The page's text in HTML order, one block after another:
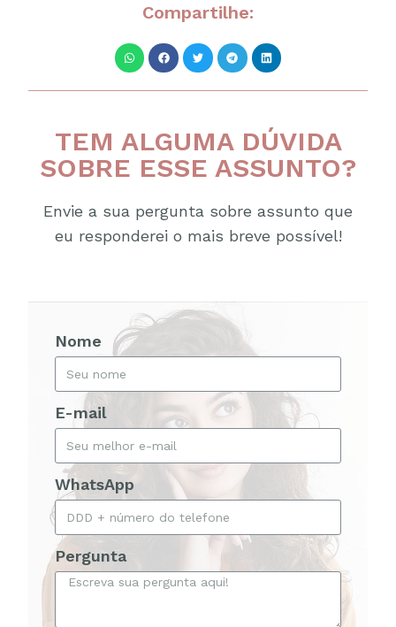
Compartilhe:
TEM ALGUMA DÚVIDA
SOBRE ESSE ASSUNTO?
Envie a sua pergunta sobre assunto que
eu responderei o mais breve possível!
Nome
E-mail
WhatsApp
Pergunta